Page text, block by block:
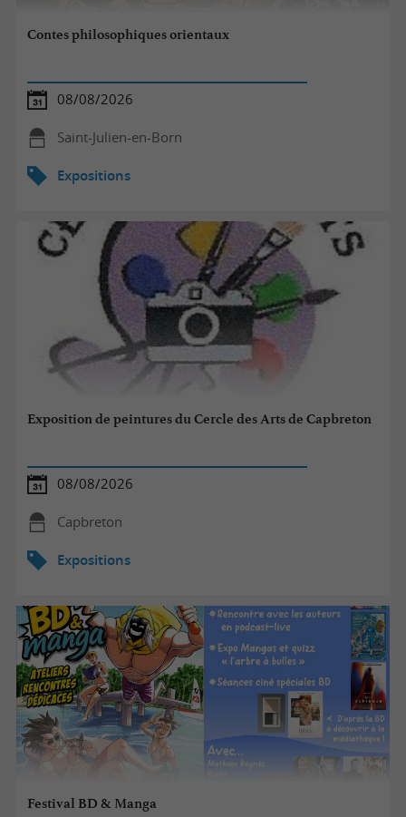
Contes philosophiques orientaux
08/08/2026
Saint-Julien-en-Born
Expositions
Exposition de peintures du Cercle des Arts de Capbreton
08/08/2026
Capbreton
Expositions
Festival BD & Manga